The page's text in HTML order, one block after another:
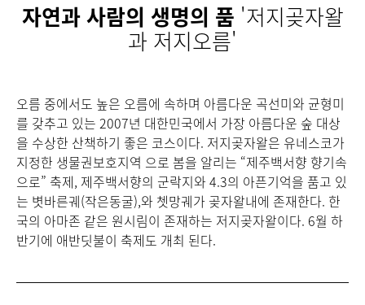
자연과 사람의 생명의 품 '저지곶자왈
과 저지오름'
오름 중에서도 높은 오름에 속하며 아름다운 곡선미와 균형미
를 갖추고 있는 2007년 대한민국에서 가장 아름다운 숲 대상
을 수상한 산책하기 좋은 코스이다. 저지곶자왈은 유네스코가
지정한 생물권보호지역 으로 봄을 알리는 “제주백서향 향기속
으로” 축제, 제주백서향의 군락지와 4.3의 아픈기억을 품고 있
는 볏바른궤(작은동굴),와 쳇망궤가 곶자왈내에 존재한다. 한
국의 아마존 같은 원시림이 존재하는 저지곶자왈이다. 6월 하
반기에 애반딧불이 축제도 개최 된다.